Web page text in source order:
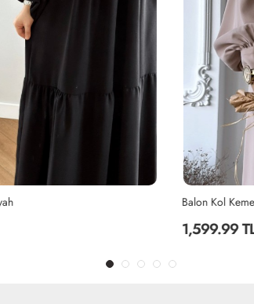
Balon Kol Kemerli
1,599.99 TL